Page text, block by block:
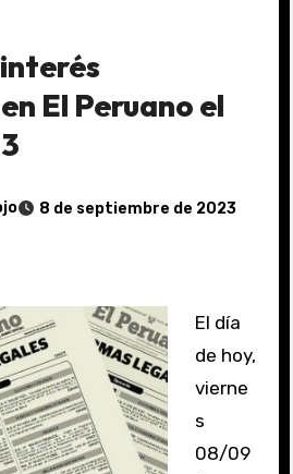
El Peruano el
8 de septiembre de 2023
El día
de hoy,
vierne
s
08/09